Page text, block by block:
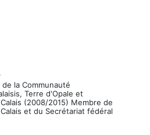
la Communauté
Terre d'Opale et
(2008/2015) Membre de
et du Secrétariat fédéral